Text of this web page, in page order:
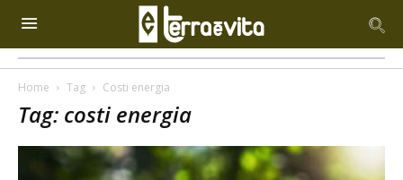
Home Tag Costi energia
Tag: costi energia